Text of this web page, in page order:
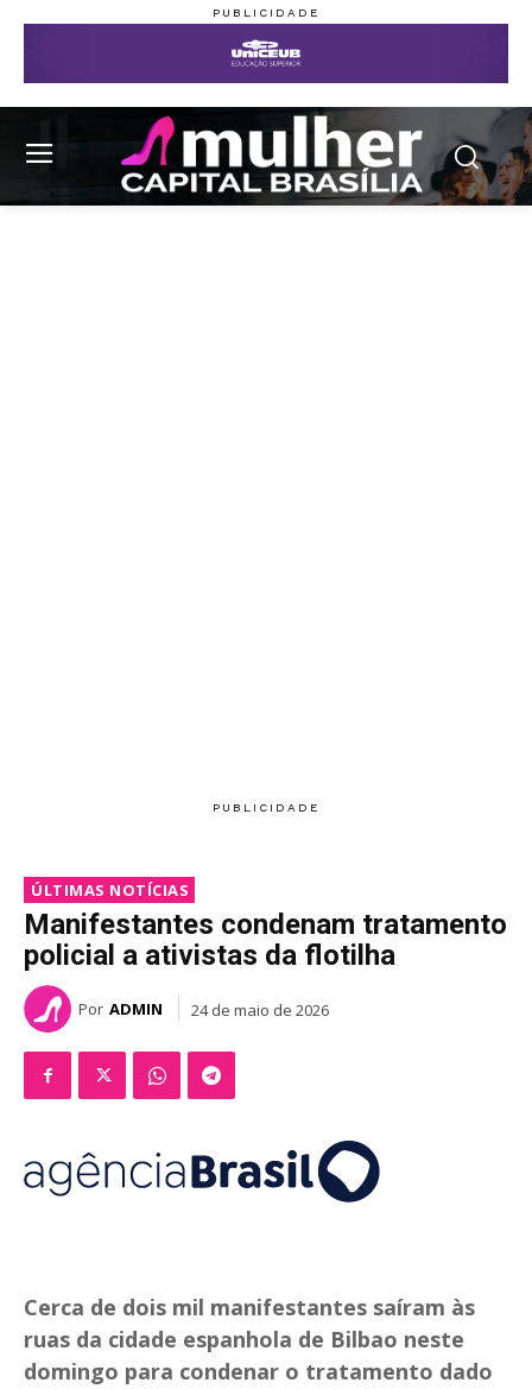
ÚLTIMAS NOTÍCIAS
Manifestantes condenam tratamento
policial a ativistas da flotilha
Por ADMIN 24 de maio de 2026
Cerca de dois mil manifestantes saíram às
ruas da cidade espanhola de Bilbao neste
domingo para condenar o tratamento dado